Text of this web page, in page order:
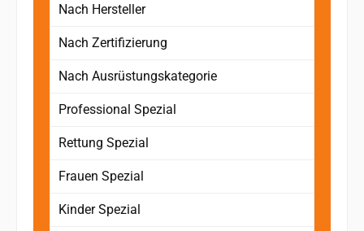
Nach Hersteller
Nach Zertifizierung
Nach Ausrüstungskategorie
Professional Spezial
Rettung Spezial
Frauen Spezial
Kinder Spezial